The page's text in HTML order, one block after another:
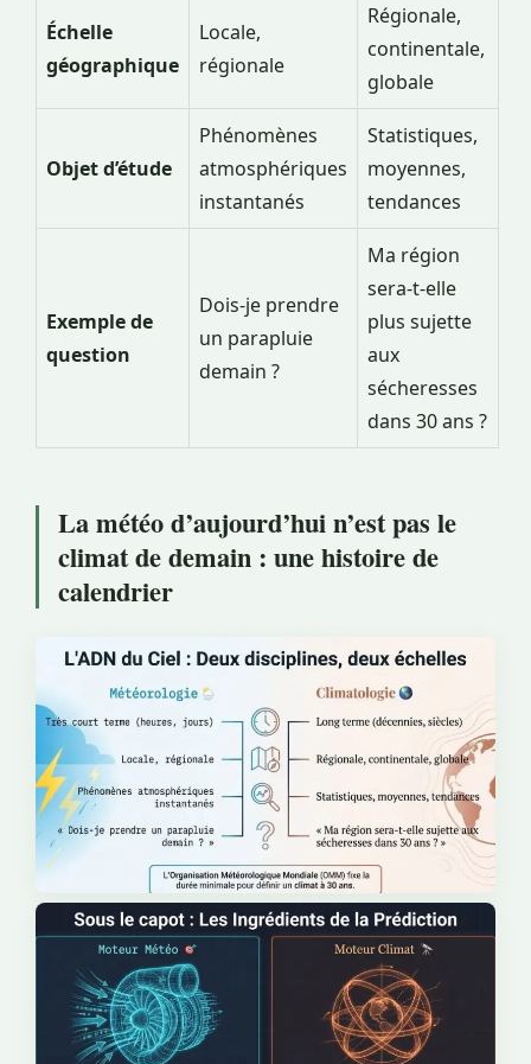
Échelle
géographique
Locale,
régionale
Régionale,
continentale,
globale
Objet d’étude
Phénomènes
atmosphériques
instantanés
Statistiques,
moyennes,
tendances
Exemple de
question
Dois-je prendre
un parapluie
demain ?
Ma région
sera-t-elle
plus sujette
aux
sécheresses
dans 30 ans ?
La météo d’aujourd’hui n’est pas le
climat de demain : une histoire de
calendrier